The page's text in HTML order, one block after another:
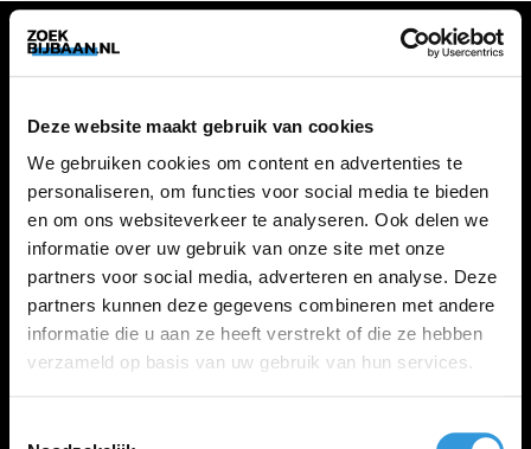
Deze website maakt gebruik van cookies
We gebruiken cookies om content en advertenties te
personaliseren, om functies voor social media te bieden
en om ons websiteverkeer te analyseren. Ook delen we
informatie over uw gebruik van onze site met onze
partners voor social media, adverteren en analyse. Deze
partners kunnen deze gegevens combineren met andere
informatie die u aan ze heeft verstrekt of die ze hebben
verzameld op basis van uw gebruik van hun services.
ZOEKBIJBAAN
FAQ
Kennis maken met MELON
VACATURES
Alle vacatures